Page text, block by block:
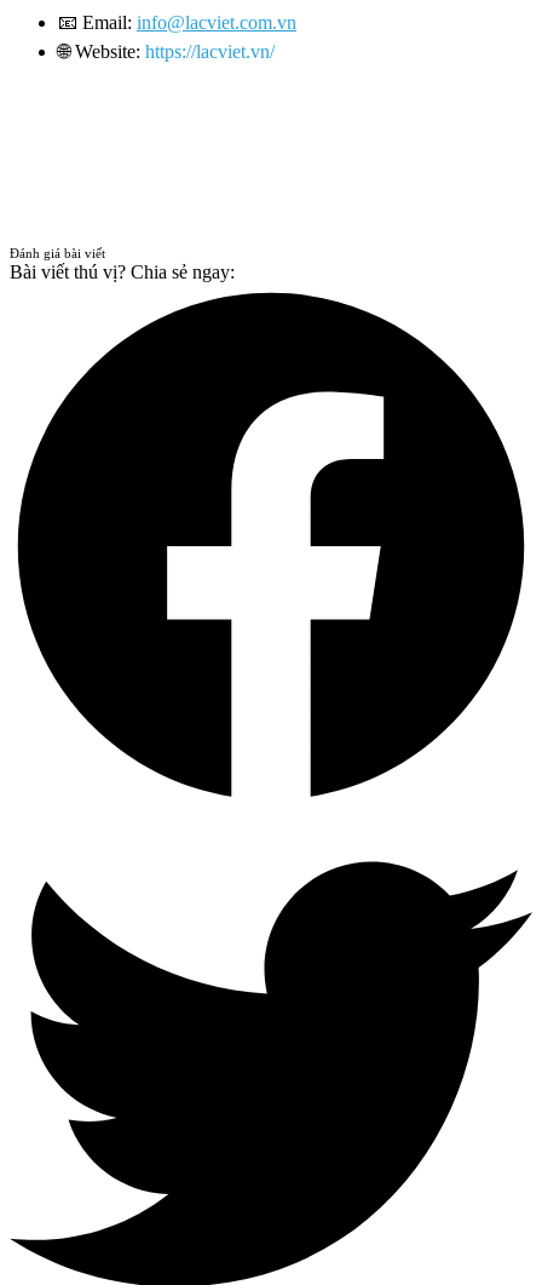
📧 Email: info@lacviet.com.vn
🌐Website: https://lacviet.vn/
Đánh giá bài viết
Bài viết thú vị? Chia sẻ ngay: